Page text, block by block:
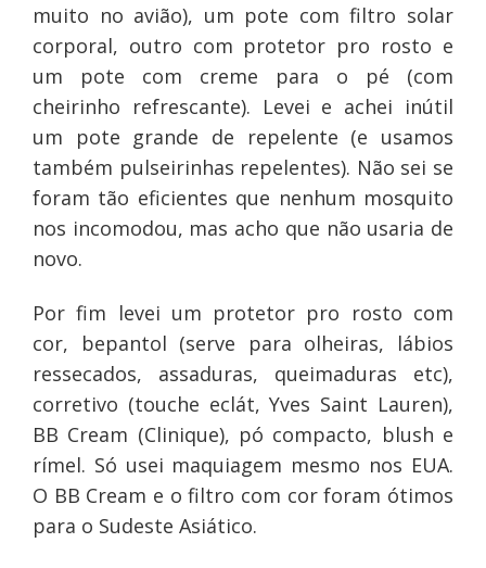
muito no avião), um pote com filtro solar
corporal, outro com protetor pro rosto e
um pote com creme para o pé (com
cheirinho refrescante). Levei e achei inútil
um pote grande de repelente (e usamos
também pulseirinhas repelentes). Não sei se
foram tão eficientes que nenhum mosquito
nos incomodou, mas acho que não usaria de
novo.
Por fim levei um protetor pro rosto com
cor, bepantol (serve para olheiras, lábios
ressecados, assaduras, queimaduras etc),
corretivo (touche eclát, Yves Saint Lauren),
BB Cream (Clinique), pó compacto, blush e
rímel. Só usei maquiagem mesmo nos EUA.
O BB Cream e o filtro com cor foram ótimos
para o Sudeste Asiático.